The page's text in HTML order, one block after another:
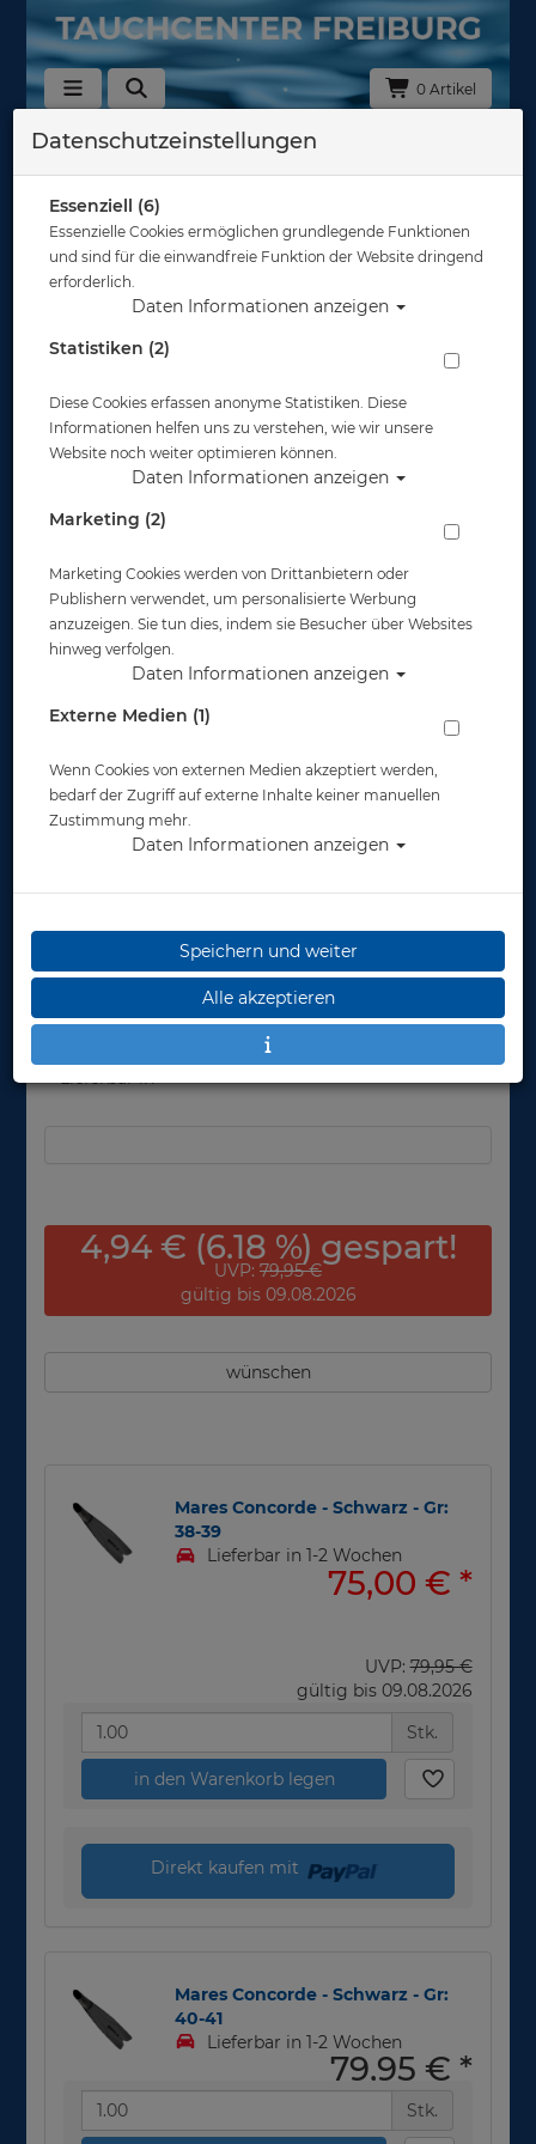
0 Artikel
Zurück
Mares Concorde
Artikelnr.: mar-420406master
Herstellerpreis: 79,95 €
ab 75,00 €*
Lieferbar in
4,94 € (6.18 %) gespart!
UVP: 79,95 €
gültig bis 09.08.2026
wünschen
Mares Concorde - Schwarz - Gr:
38-39
Lieferbar in 1-2 Wochen
75,00 € *
UVP:79,95 €
gültig bis 09.08.2026
Stk.
in den Warenkorb legen
Direkt kaufen mit
Mares Concorde - Schwarz - Gr:
40-41
Lieferbar in 1-2 Wochen
79,95 € *
Stk.
Datenschutzeinstellungen
Essenziell (6)
Essenzielle Cookies ermöglichen grundlegende Funktionen
und sind für die einwandfreie Funktion der Website dringend
erforderlich.
Daten Informationen anzeigen
Statistiken (2)
Diese Cookies erfassen anonyme Statistiken. Diese
Informationen helfen uns zu verstehen, wie wir unsere
Website noch weiter optimieren können.
Daten Informationen anzeigen
Marketing (2)
Marketing Cookies werden von Drittanbietern oder
Publishern verwendet, um personalisierte Werbung
anzuzeigen. Sie tun dies, indem sie Besucher über Websites
hinweg verfolgen.
Daten Informationen anzeigen
Externe Medien (1)
Wenn Cookies von externen Medien akzeptiert werden,
bedarf der Zugriff auf externe Inhalte keiner manuellen
Zustimmung mehr.
Daten Informationen anzeigen
Speichern und weiter
Alle akzeptieren